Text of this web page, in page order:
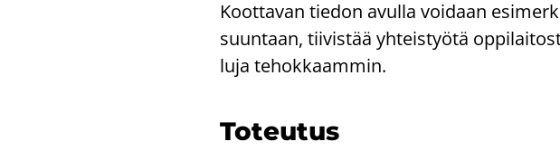
Koot­ta­van tie­don avul­la voi­daan
suun­taan, tii­vis­tää yh­teis­työ­tä
lu­ja te­hok­kaam­min.
To­teu­tus